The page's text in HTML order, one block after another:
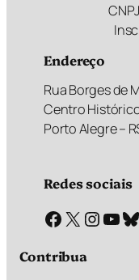
Endereço
Rua Borges de
Centro
Porto Alegre –
Redes sociais
Facebook X Instagram Youtube Bluesky
Contribua